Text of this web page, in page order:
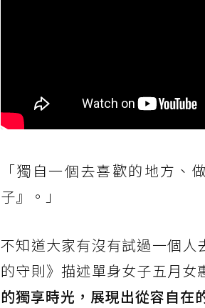
「獨自一個去喜歡的地方
子』。」
不知道大家有沒有試過一個人
的守則》描述單身女子五月女
的獨享時光，展現出從容自在